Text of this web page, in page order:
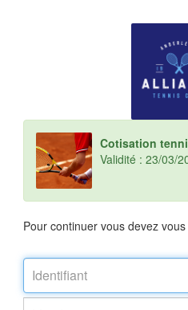
Cotisation
Validité : 23/03/
Pour continuer vous devez